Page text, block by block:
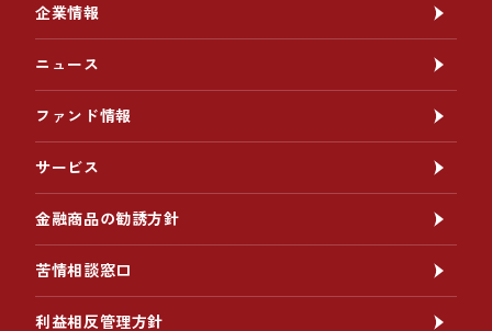
企業情報
ニュース
ファンド情報
サービス
金融商品の勧誘方針
苦情相談窓口
利益相反管理方針